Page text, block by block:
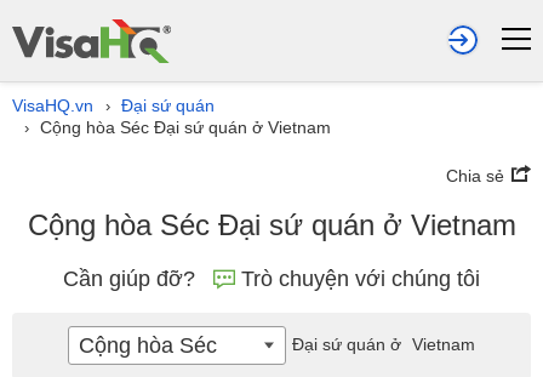
VisaHQ.vn › Đại sứ quán
› Cộng hòa Séc Đại sứ quán ở Vietnam
Chia sẻ
Cộng hòa Séc Đại sứ quán ở Vietnam
Cần giúp đỡ? Trò chuyện với chúng tôi
Cộng hòa Séc Đại sứ quán ở Vietnam